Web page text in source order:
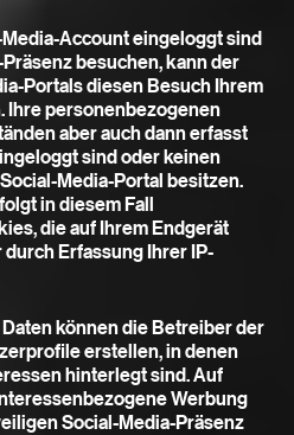
Account eingeloggt sind
besuchen, kann der
Portals diesen Besuch Ihrem
personenbezogenen
aber auch dann erfasst
sind oder keinen
Media-Portal besitzen.
in diesem Fall
die auf Ihrem Endgerät
Erfassung Ihrer IP-
können die Betreiber der
erstellen, in denen
hinterlegt sind. Auf
Werbung
Social-Media-Präsenz